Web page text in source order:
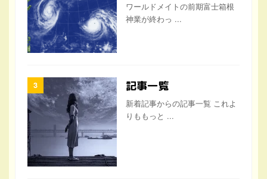
ワールドメイトの前期富士箱根
神業が終わっ ...
記事一覧
新着記事からの記事一覧 これよ
りももっと ...